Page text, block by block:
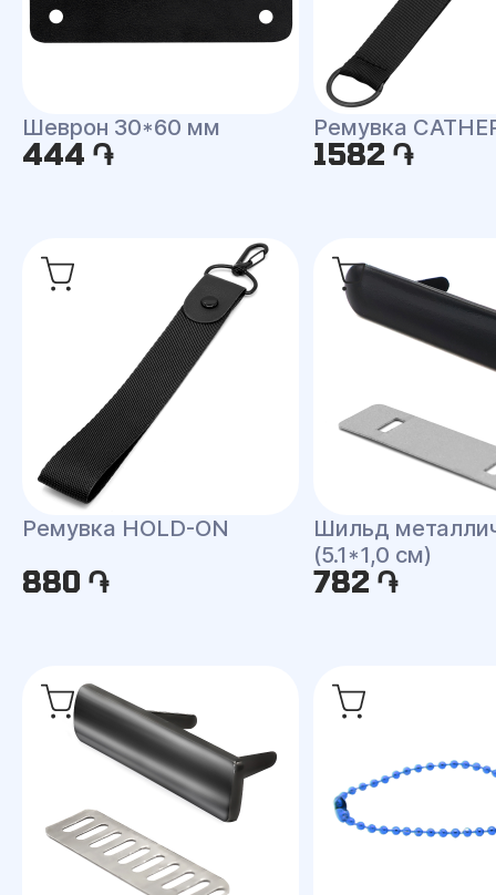
Шеврон 30*60 мм
444 ֏
Ремувка
1582 ֏
Ремувка HOLD-ON
880 ֏
Шильд
(5.1*1,0 см)
782 ֏